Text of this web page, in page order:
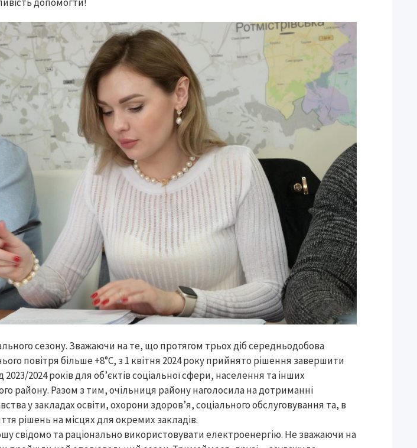
сезону. Зважаючи на те, що протягом трьох діб середньодобова
повітря більше +8°С, з 1 квітня 2024 року прийнято рішення завершити
2024 років для об’єктів соціальної сфери, населення та інших
району. Разом з тим, очільниця району наголосила на дотриманні
у закладах освіти, охорони здоров’я, соціального обслуговування та, в
рішень на місцях для окремих закладів.
свідомо та раціонально використовувати електроенергію. Не зважаючи на